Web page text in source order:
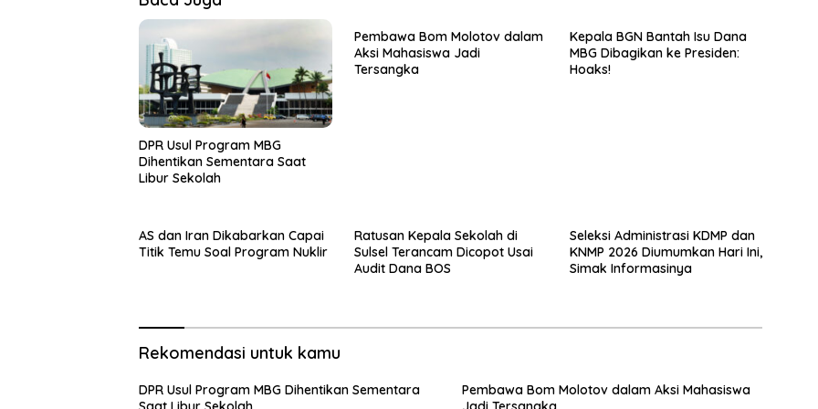
DPR Usul Program MBG
Dihentikan Sementara Saat
Libur Sekolah
Pembawa Bom Molotov dalam
Aksi Mahasiswa Jadi
Tersangka
Kepala BGN Bantah Isu Dana
MBG Dibagikan ke Presiden:
Hoaks!
AS dan Iran Dikabarkan Capai
Titik Temu Soal Program Nuklir
Ratusan Kepala Sekolah di
Sulsel Terancam Dicopot Usai
Audit Dana BOS
Seleksi Administrasi KDMP dan
KNMP 2026 Diumumkan Hari Ini,
Simak Informasinya
Rekomendasi untuk kamu
DPR Usul Program MBG Dihentikan Sementara
Pembawa Bom Molotov dalam Aksi Mahasiswa